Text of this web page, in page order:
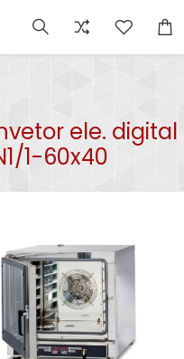
ele. digital
1-60x40